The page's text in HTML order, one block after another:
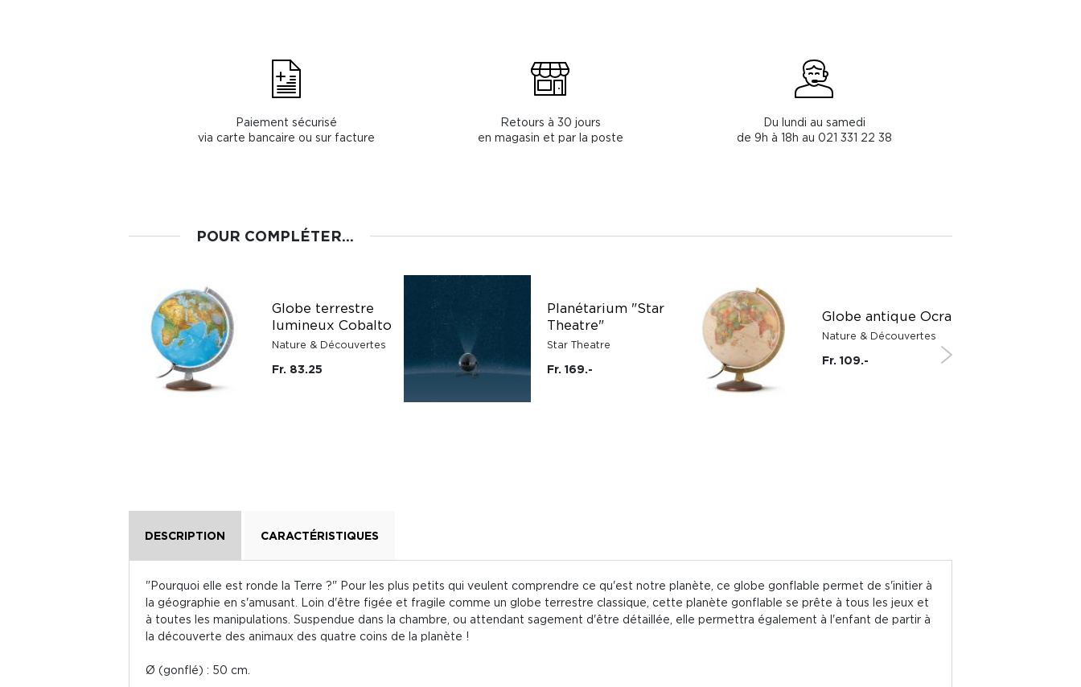
Paiement sécurisé
via carte bancaire ou sur facture
Retours à 30 jours
en magasin et par la poste
Du lundi au samedi
de 9h à 18h au 021 331 22 38
POUR COMPLÉTER...
Globe terrestre
lumineux Cobalto
Nature & Découvertes
Fr. 83.25
Planétarium "Star
Theatre"
Star Theatre
Fr. 169.-
Globe antique Ocra
Nature & Découvertes
Fr. 109.-
DESCRIPTION CARACTÉRISTIQUES
"Pourquoi elle est ronde la Terre ?" Pour les plus petits qui veulent comprendre ce qu'est notre planète, ce globe gonflable permet de s'initier à
la géographie en s'amusant. Loin d'être figée et fragile comme un globe terrestre classique, cette planète gonflable se prête à tous les jeux et
à toutes les manipulations. Suspendue dans la chambre, ou attendant sagement d'être détaillée, elle permettra également à l'enfant de partir à
la découverte des animaux des quatre coins de la planète !
Ø (gonflé) : 50 cm.